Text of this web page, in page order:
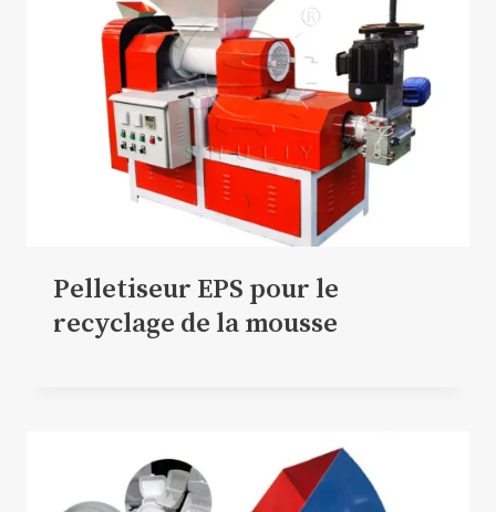
Pelletiseur EPS pour le
recyclage de la mousse